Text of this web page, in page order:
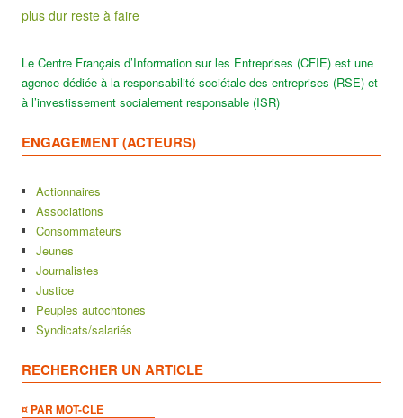
plus dur reste à faire
Le Centre Français d’Information sur les Entreprises (CFIE) est une
agence dédiée à la responsabilité sociétale des entreprises (RSE) et
à l’investissement socialement responsable (ISR)
ENGAGEMENT (ACTEURS)
Actionnaires
Associations
Consommateurs
Jeunes
Journalistes
Justice
Peuples autochtones
Syndicats/salariés
RECHERCHER UN ARTICLE
¤ PAR MOT-CLE